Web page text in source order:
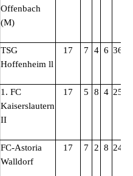
Offenbach
(M)
TSG
Hoffenheim ll
17 7 4 6
1. FC
Kaiserslautern
II
17 5 8 4
FC-Astoria
Walldorf
17 7 2 8